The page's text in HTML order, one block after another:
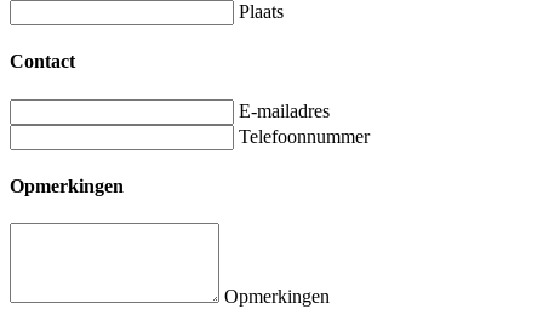
Plaats
Contact
E-mailadres
Telefoonnummer
Opmerkingen
Opmerkingen